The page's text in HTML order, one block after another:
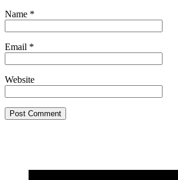
Name *
Email *
Website